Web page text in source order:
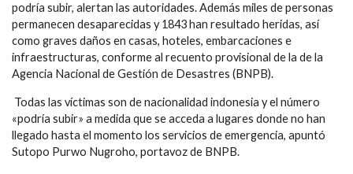
podría subir, alertan las autoridades. Además miles de personas
permanecen desaparecidas y 1843 han resultado heridas, así
como graves daños en casas, hoteles, embarcaciones e
infraestructuras, conforme al recuento provisional de la de la
Agencia Nacional de Gestión de Desastres (BNPB).
Todas las víctimas son de nacionalidad indonesia y el número
«podría subir» a medida que se acceda a lugares donde no han
llegado hasta el momento los servicios de emergencia, apuntó
Sutopo Purwo Nugroho, portavoz de BNPB.